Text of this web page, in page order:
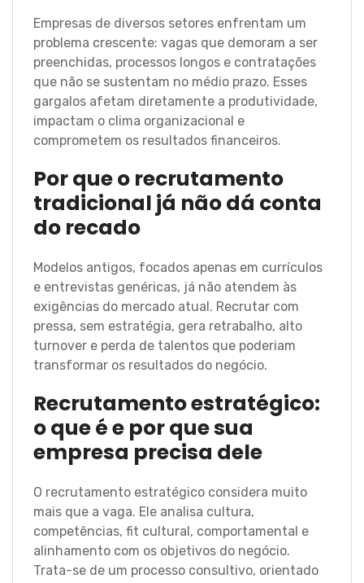
Empresas de diversos setores enfrentam um
problema crescente: vagas que demoram a ser
preenchidas, processos longos e contratações
que não se sustentam no médio prazo. Esses
gargalos afetam diretamente a produtividade,
impactam o clima organizacional e
comprometem os resultados financeiros.
Por que o recrutamento
tradicional já não dá conta
do recado
Modelos antigos, focados apenas em currículos
e entrevistas genéricas, já não atendem às
exigências do mercado atual. Recrutar com
pressa, sem estratégia, gera retrabalho, alto
turnover e perda de talentos que poderiam
transformar os resultados do negócio.
Recrutamento estratégico:
o que é e por que sua
empresa precisa dele
O recrutamento estratégico considera muito
mais que a vaga. Ele analisa cultura,
competências, fit cultural, comportamental e
alinhamento com os objetivos do negócio.
Trata-se de um processo consultivo, orientado